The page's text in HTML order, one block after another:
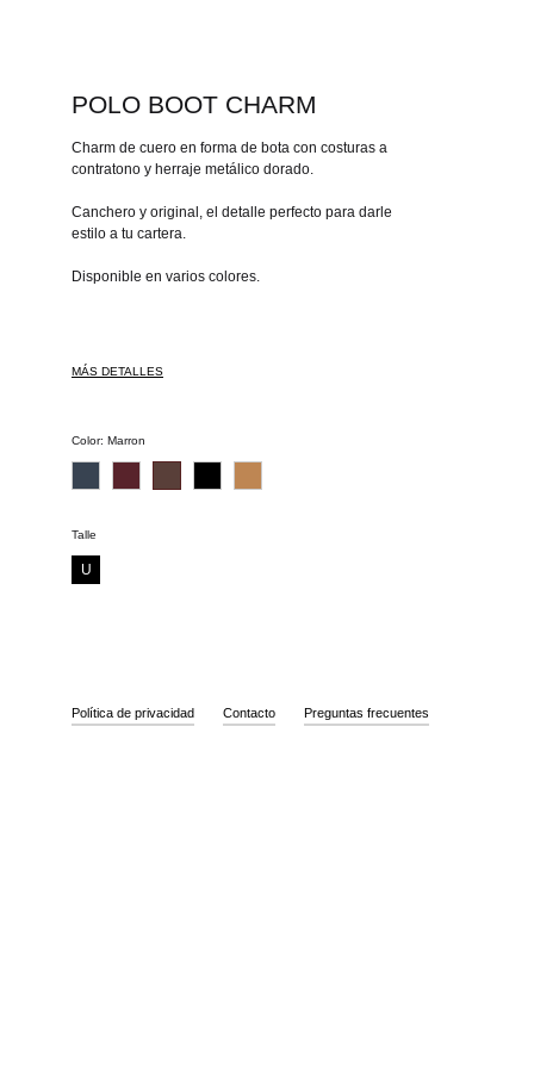
POLO BOOT CHARM
Charm de cuero en forma de bota con costuras a
contratono y herraje metálico dorado.
Canchero y original, el detalle perfecto para darle
estilo a tu cartera.
Disponible en varios colores.
MÁS DETALLES
Color: Marron
Talle
U
Política de privacidad Contacto Preguntas frecuentes